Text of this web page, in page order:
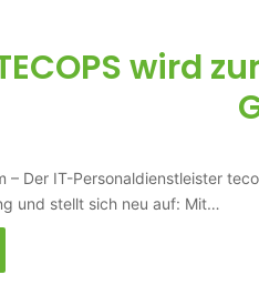
wird
– Der IT-Personaldienstleister
und stellt sich neu auf: Mit…